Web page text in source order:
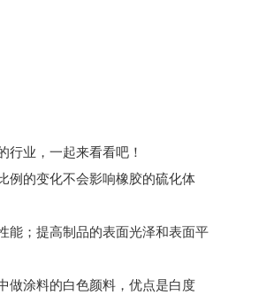
业，一起来看看吧！
例的变化不会影响橡胶的硫化体
能；提高制品的表面光泽和表面平
做涂料的白色颜料，优点是白度